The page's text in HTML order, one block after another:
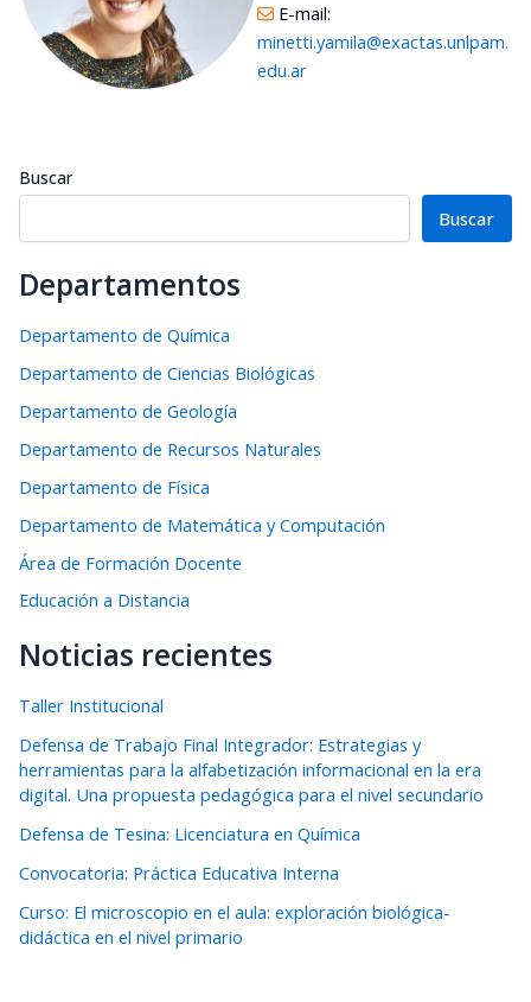
E-mail:
minetti.yamila@exactas.unlpam.
edu.ar
Buscar
Buscar
Departamentos
Departamento de Química
Departamento de Ciencias Biológicas
Departamento de Geología
Departamento de Recursos Naturales
Departamento de Física
Departamento de Matemática y Computación
Área de Formación Docente
Educación a Distancia
Noticias recientes
Taller Institucional
Defensa de Trabajo Final Integrador: Estrategias y
herramientas para la alfabetización informacional en la era
digital. Una propuesta pedagógica para el nivel secundario
Defensa de Tesina: Licenciatura en Química
Convocatoria: Práctica Educativa Interna
Curso: El microscopio en el aula: exploración biológica-
didáctica en el nivel primario